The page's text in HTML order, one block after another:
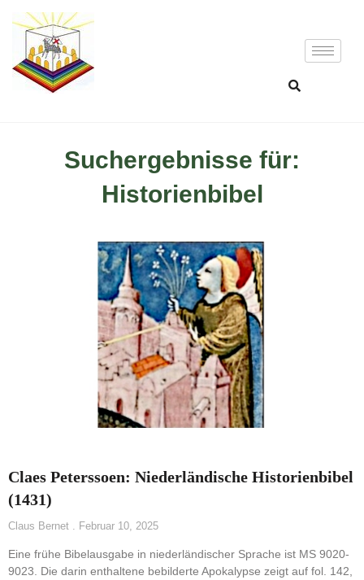
Suchergebnisse für:
Historienbibel
Claes Peterssoen: Niederländische Historienbibel
(1431)
Claus Bernet Februar 10, 2025
Eine frühe Bibelausgabe in niederländischer Sprache ist MS 9020-
9023. Die darin enthaltene bebilderte Apokalypse zeigt auf fol. 142,